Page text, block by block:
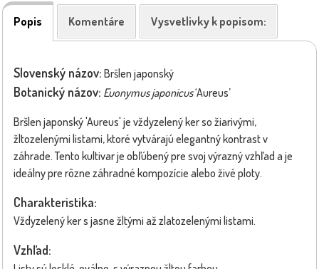
Popis Komentáre Vysvetlivky k popisom:
Slovenský názov: Bršlen japonský
Botanický názov: Euonymus japonicus‘Aureus’
Bršlen japonský 'Aureus' je vždyzelený ker so žiarivými,
žltozelenými listami, ktoré vytvárajú elegantný kontrast v
záhrade. Tento kultivar je obľúbený pre svoj výrazný vzhľad a je
ideálny pre rôzne záhradné kompozície alebo živé ploty.
Charakteristika:
Vždyzelený ker s jasne žltými až zlatozelenými listami.
Vzhľad: